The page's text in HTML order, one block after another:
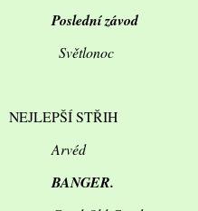
Poslední závod
Světlonoc
NEJLEPŠÍ STŘIH
Arvéd
BANGER.